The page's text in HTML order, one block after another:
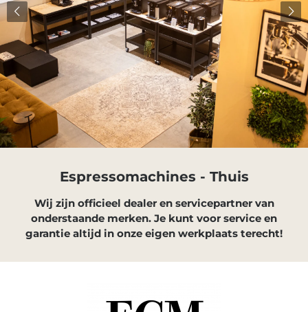
Espressomachines - Thuis
Wij zijn officieel dealer en servicepartner van
onderstaande merken. Je kunt voor service en
garantie altijd in onze eigen werkplaats terecht!